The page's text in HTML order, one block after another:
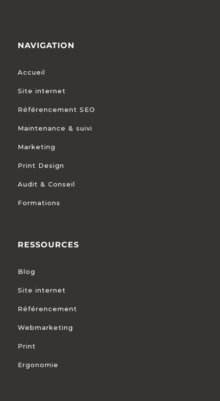
NAVIGATION
Accueil
Site internet
Référencement SEO
Maintenance & suivi
Marketing
Print Design
Audit & Conseil
Formations
RESSOURCES
Blog
Site internet
Référencement
Webmarketing
Print
Ergonomie